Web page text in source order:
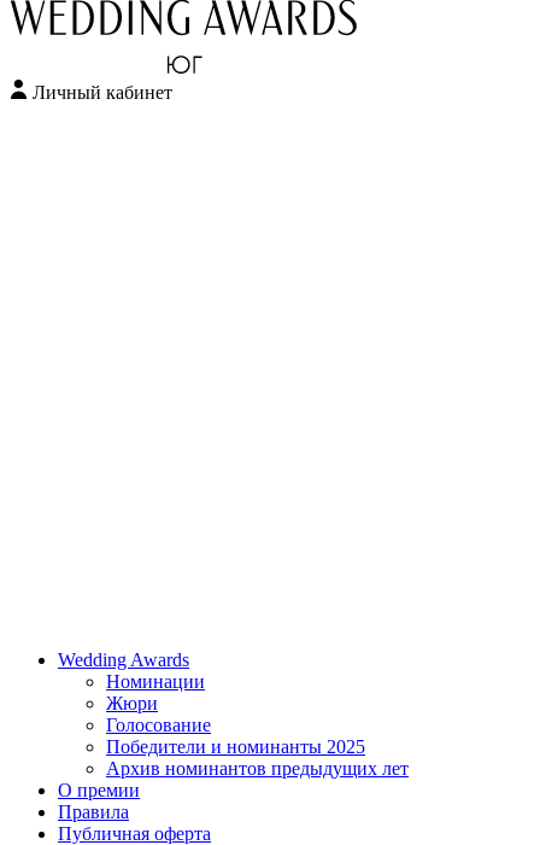
содержимому
Личный кабинет
Wedding Awards
Номинации
Жюри
Голосование
Победители и номинанты 2025
Архив номинантов предыдущих лет
О премии
Правила
Публичная оферта